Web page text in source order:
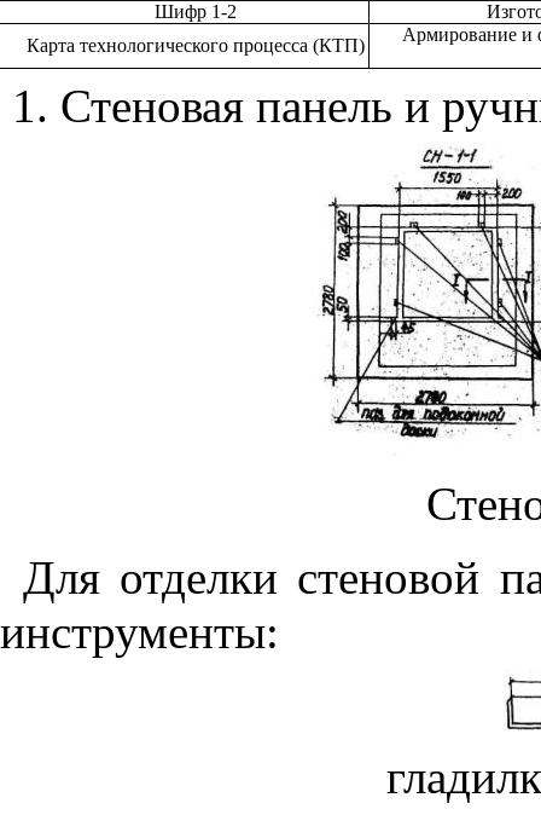
Шифр 1-2
Карта технологического процесса (КТП)
Армирование и
1. Стеновая панель и
Для отделки стеновой
инструменты: